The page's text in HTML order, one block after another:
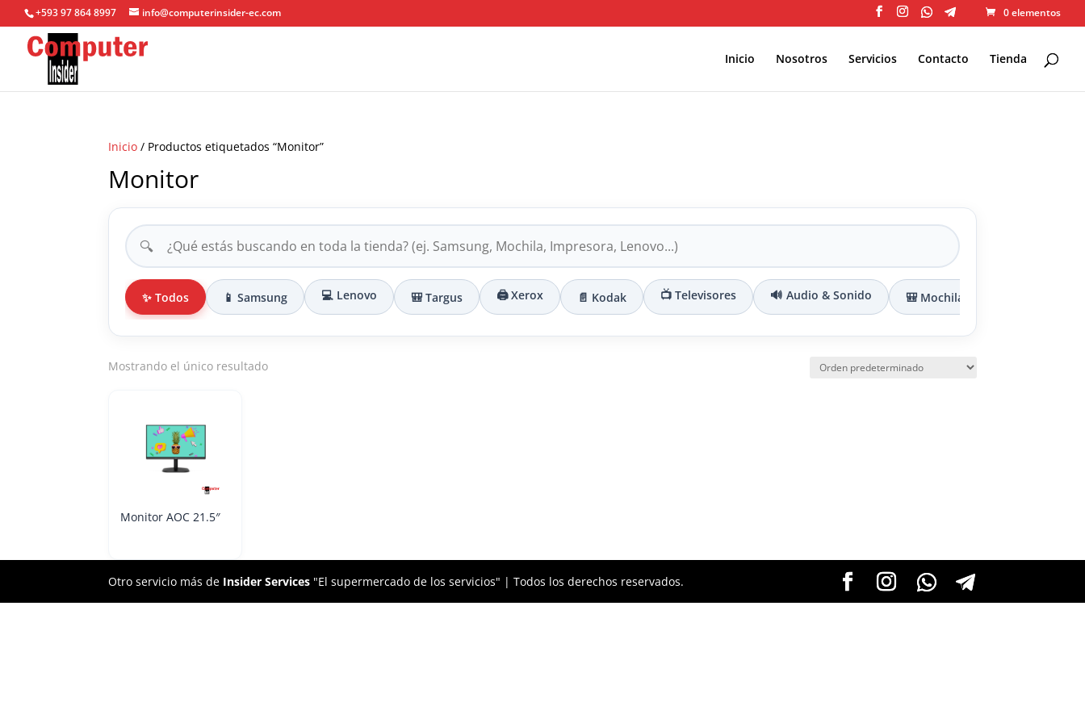
+593 97 864 8997 info@computerinsider-ec.com 0 elementos
Inicio Nosotros Servicios Contacto Tienda
Inicio / Productos etiquetados “Monitor”
Monitor
🔍
✨ Todos 📱 Samsung 💻 Lenovo 🎒 Targus 🖨️ Xerox 📄 Kodak 📺 Televisores 🔊 Audio & Sonido 🎒 Mochilas & Maletines
Mostrando el único resultado
Monitor AOC 21.5″
Otro servicio más de Insider Services "El supermercado de los servicios" | Todos los derechos reservados.